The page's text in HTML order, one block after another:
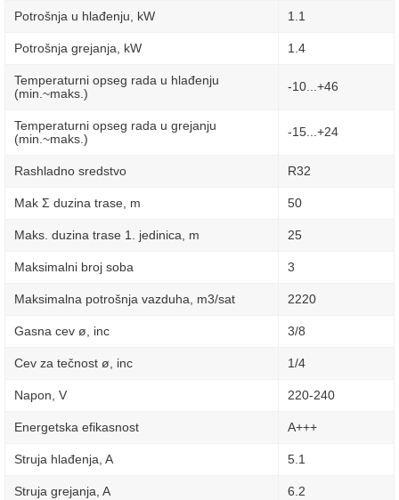
Potrošnja u hlađenju, kW 1.1
Potrošnja grejanja, kW 1.4
Temperaturni opseg rada u hlađenju
(min.~maks.)
-10...+46
Temperaturni opseg rada u grejanju
(min.~maks.)
-15...+24
Rashladno sredstvo R32
Mak Σ duzina trase, m 50
Maks. duzina trase 1. jedinica, m 25
Maksimalni broj soba 3
Maksimalna potrošnja vazduha, m3/sat 2220
Gasna cev ø, inc 3/8
Cev za tečnost ø, inc 1/4
Napon, V 220-240
Energetska efikasnost A+++
Struja hlađenja, A 5.1
Struja grejanja, A 6.2